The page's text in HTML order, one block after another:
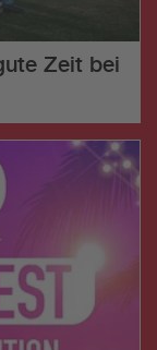
Zeit bei